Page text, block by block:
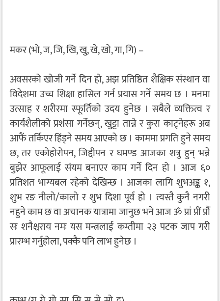
मकर (भो, ज, जि, खि, खु, खे, खो, गा, गि) –
अवसरको खोजी गर्ने दिन हो, अझ प्रतिष्ठित शैक्षिक संस्थान वा
विदेशमा उच्च शिक्षा हासिल गर्न प्रयास गर्ने समय छ । मनमा
उत्साह र शरीरमा स्फूर्तिको उदय हुनेछ । सबैले व्यक्तित्व र
कार्यशैलीको प्रशंसा गर्नेछन्, खुट्टा तान्ने र कुरा काट्नेहरू अब
आफैं तर्किएर हिंड्ने समय आएको छ । काममा प्रगति हुने समय
छ, तर एकोहोरोपन, जिद्दीपन र घमण्ड आजका शत्रु हुन् भन्ने
बुझेर आफूलाई संयम बनाएर काम गर्ने दिन हो । आज ६०
प्रतिशत भाग्यबल रहेको देखिन्छ । आजका लागि शुभअङ्क १,
शुभ रङ नीलो/कालो र शुभ दिशा पूर्व हो । त्यस्तै कुनै नगरी
नहुने काम छ वा अचानक यात्रामा जानुछ भने आज ॐ प्रां प्रीं प्रौं
सः शनैश्चराय नमः यस मन्त्रलाई कम्तीमा २३ पटक जाप गरी
प्रारम्भ गर्नुहोला, पक्कै पनि लाभ हुनेछ ।